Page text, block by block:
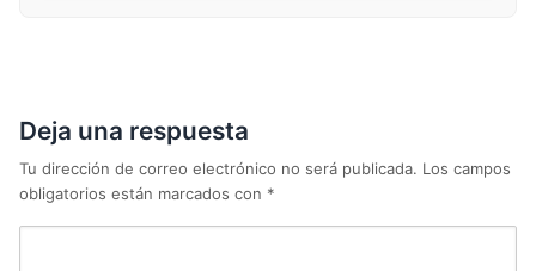
Deja una respuesta
Tu dirección de correo electrónico no será publicada. Los campos
obligatorios están marcados con *